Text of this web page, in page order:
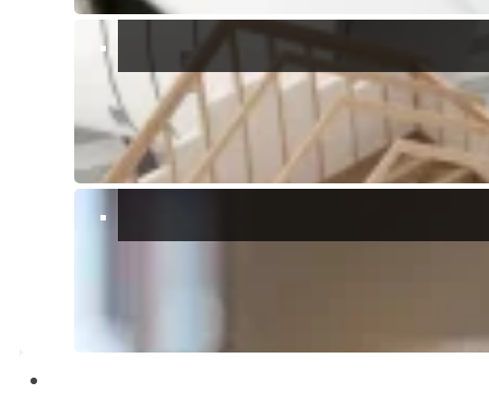
cerca un luogo rilassante e accessibile per il proprio cane. La
spiaggia è ampia e il mare è tranquillo, ideale per una nuotata
insieme al tuo amico peloso.
Stabilimento Privato Tiliguerta
Tiliguerta, situato a Muravera, offre una spiaggia privata
completamente attrezzata per accogliere i cani. Qui troverai
servizi come ciotole d’acqua, docce per cani e aree
ombreggiate. È il posto ideale per una giornata al mare senza
pensieri, dove anche il tuo cane potrà godersi ogni momento.
Spiaggia Is Manunzas
Situata nel sud della Sardegna, questa spiaggia è conosciuta
per essere dog-friendly. Con ampi spazi e acque poco
Porta con Te Tutto il Necessario: Assicurati di avere